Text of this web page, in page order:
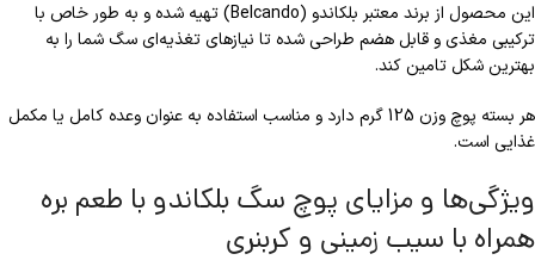
این محصول از برند معتبر بلکاندو (Belcando) تهیه شده و به طور خاص با
ترکیبی مغذی و قابل هضم طراحی شده تا نیازهای تغذیه‌ای سگ شما را به
بهترین شکل تامین کند.
هر بسته پوچ وزن 125 گرم دارد و مناسب استفاده به عنوان وعده کامل یا مکمل
غذایی است.
ویژگی‌ها و مزایای پوچ سگ بلکاندو با طعم بره
همراه با سیب زمینی و کربنری